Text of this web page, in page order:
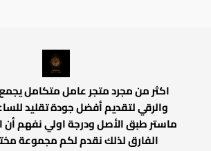
اكثر من مجرد متجر عامل متكامل
والرقي لتقديم أفضل جودة تقليد
ماستر طبق الأصل ودرجة اولي نفهم أن
الفارق لذلك نقدم لكم مجموعة